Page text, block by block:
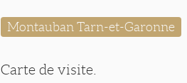
Montauban Tarn-et-Garonne
Carte de visite.